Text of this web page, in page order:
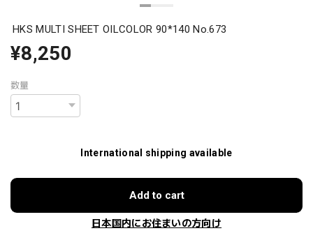
HKS MULTI SHEET OILCOLOR 90*140 No.673
¥8,250
数量
International shipping available
Add to cart
日本国内にお住まいの方向け